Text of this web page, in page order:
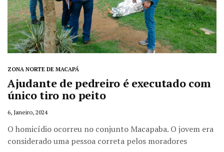
ZONA NORTE DE MACAPÁ
Ajudante de pedreiro é executado com
único tiro no peito
6, Janeiro, 2024
O homicídio ocorreu no conjunto Macapaba. O jovem era
considerado uma pessoa correta pelos moradores